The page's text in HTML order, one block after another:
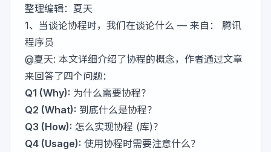
整理编辑： 夏天
1、 当谈论协程时，我们在谈论什么 — 来自： 腾讯
程序员
@夏天: 本文详细介绍了协程的概念，作者通过文章
来回答了四个问题：
Q1 (Why): 为什么需要协程？
Q2 (What): 到底什么是协程？
Q3 (How): 怎么实现协程 (库)？
Q4 (Usage): 使用协程时需要注意什么？